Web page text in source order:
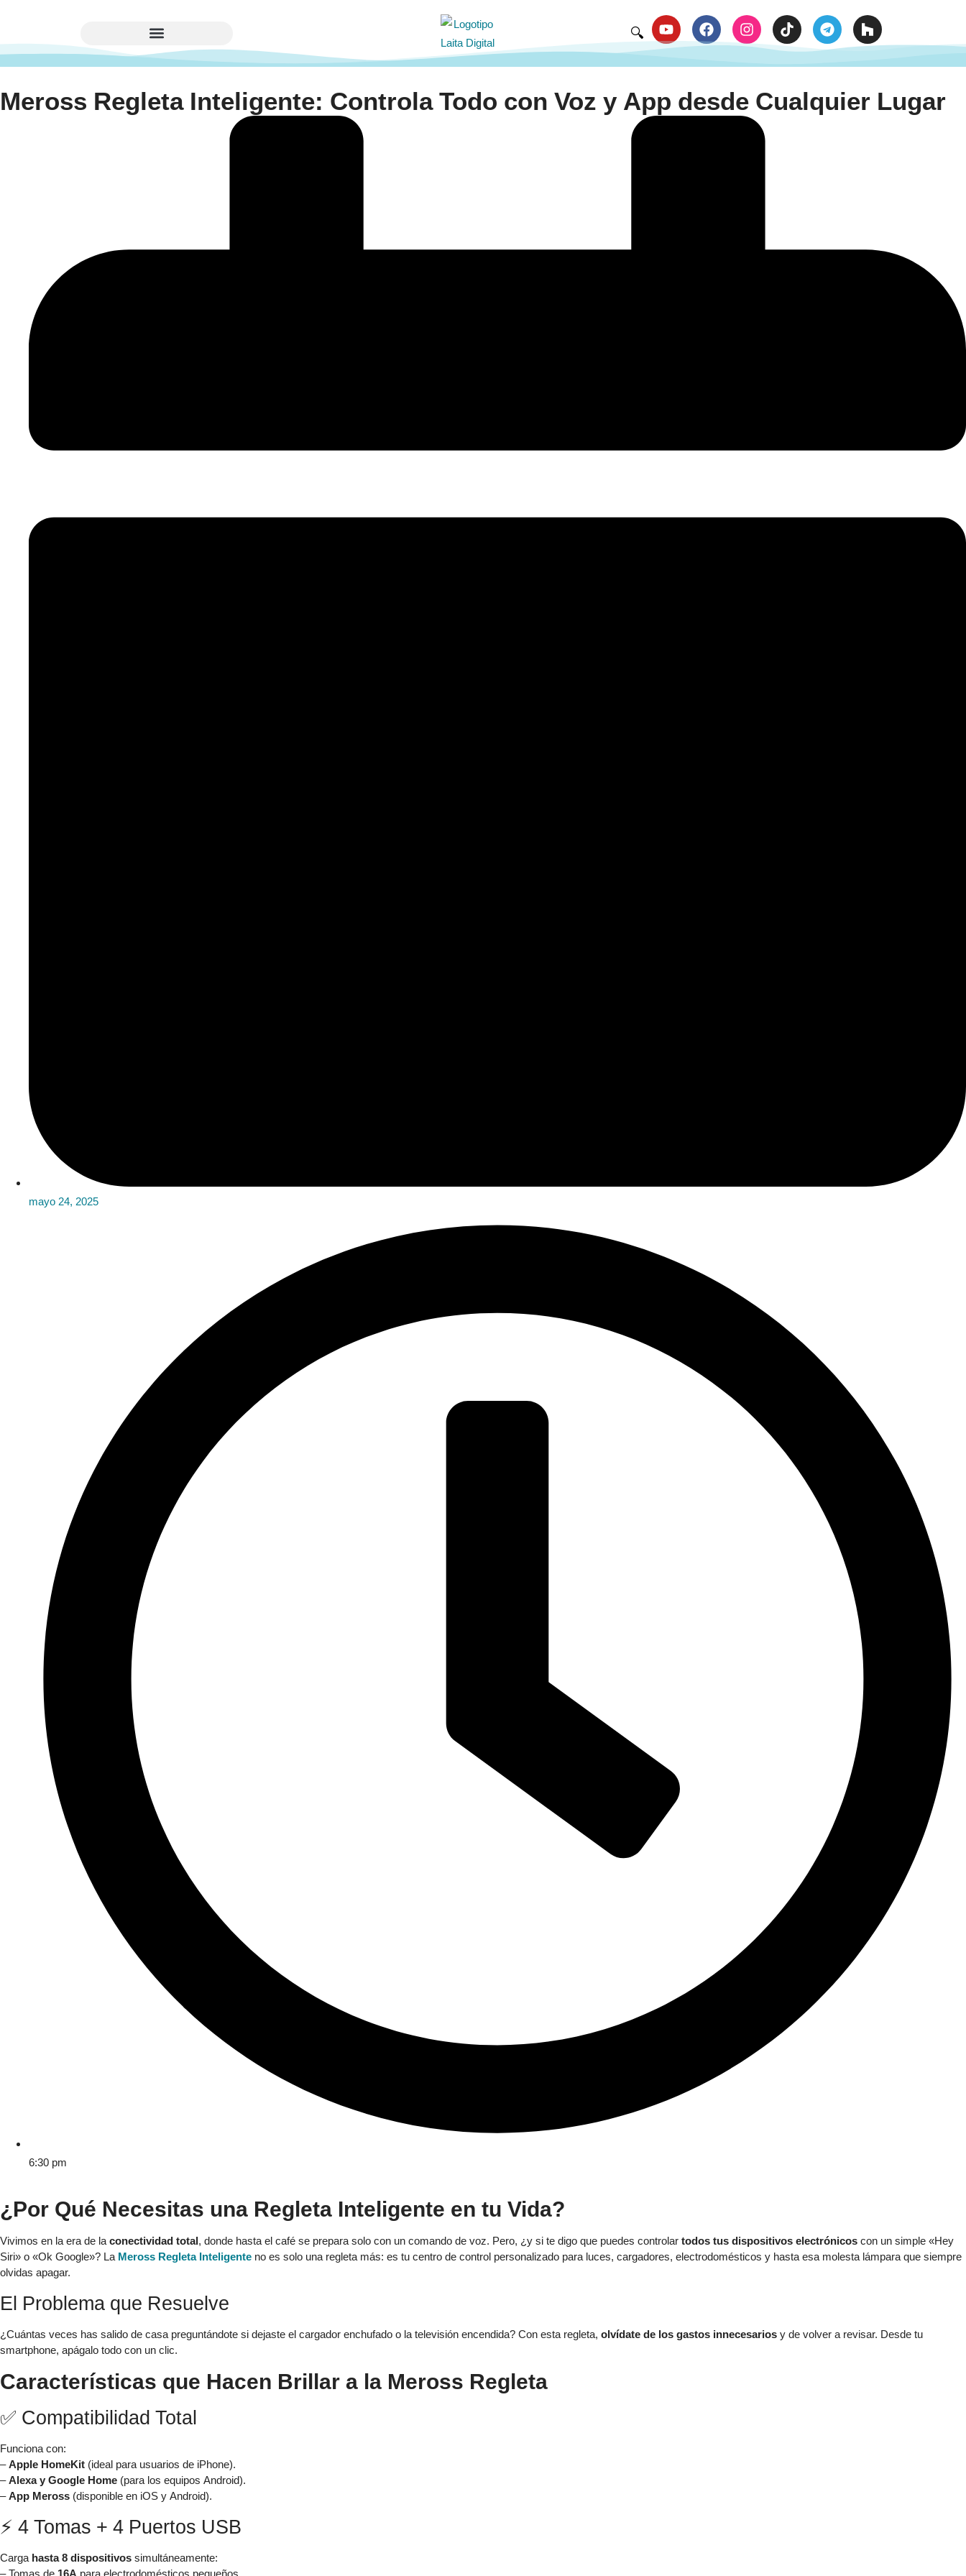
🔍
Meross Regleta Inteligente: Controla Todo con Voz y App desde Cualquier Lugar
mayo 24, 2025
6:30 pm
¿Por Qué Necesitas una Regleta Inteligente en tu Vida?
Vivimos en la era de laconectividad total, donde hasta el café se prepara solo con un comando de voz. Pero, ¿y si te digo que puedes controlar todos tus dispositivos electrónicos con un simple «Hey
Siri» o «Ok Google»? La Meross Regleta Inteligente no es solo una regleta más: es tu centro de control personalizado para luces, cargadores, electrodomésticos y hasta esa molesta lámpara que siempre
olvidas apagar.
El Problema que Resuelve
¿Cuántas veces has salido de casa preguntándote si dejaste el cargador enchufado o la televisión encendida? Con esta regleta, olvídate de los gastos innecesarios y de volver a revisar. Desde tu
smartphone, apágalo todo con un clic.
Características que Hacen Brillar a la Meross Regleta
✅ Compatibilidad Total
Funciona con:
–Apple HomeKit (ideal para usuarios de iPhone).
–Alexa y Google Home (para los equipos Android).
–App Meross (disponible en iOS y Android).
⚡ 4 Tomas + 4 Puertos USB
Carga hasta 8 dispositivos simultáneamente: